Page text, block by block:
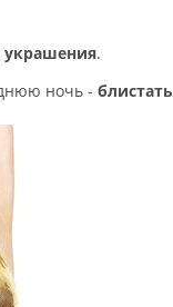
украшения.
ночь - блистать